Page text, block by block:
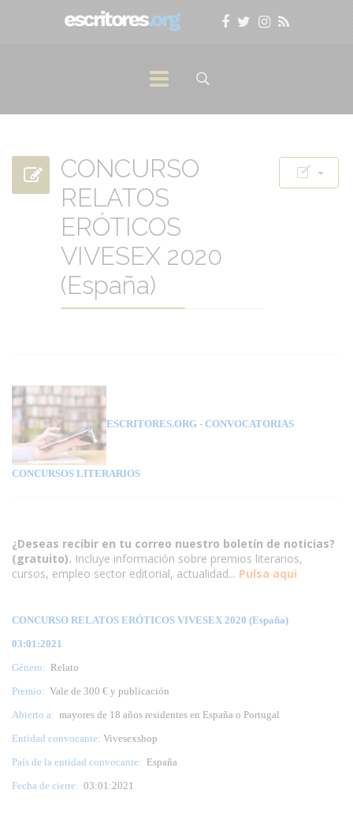
CONCURSO
RELATOS
ERÓTICOS
VIVESEX 2020
(España)
ESCRITORES.ORG - CONVOCATORIAS
CONCURSOS LITERARIOS
¿Deseas recibir en tu correo nuestro boletín de noticias?
(gratuito). Incluye información sobre premios literarios,
cursos, empleo sector editorial, actualidad... Pulsa aqui
CONCURSO RELATOS ERÓTICOS VIVESEX 2020 (España)
03:01:2021
Género: Relato
Premio: Vale de 300 € y publicación
Abierto a: mayores de 18 años residentes en España o Portugal
Entidad convocante: Vivesexshop
País de la entidad convocante: España
Fecha de cierre: 03:01:2021